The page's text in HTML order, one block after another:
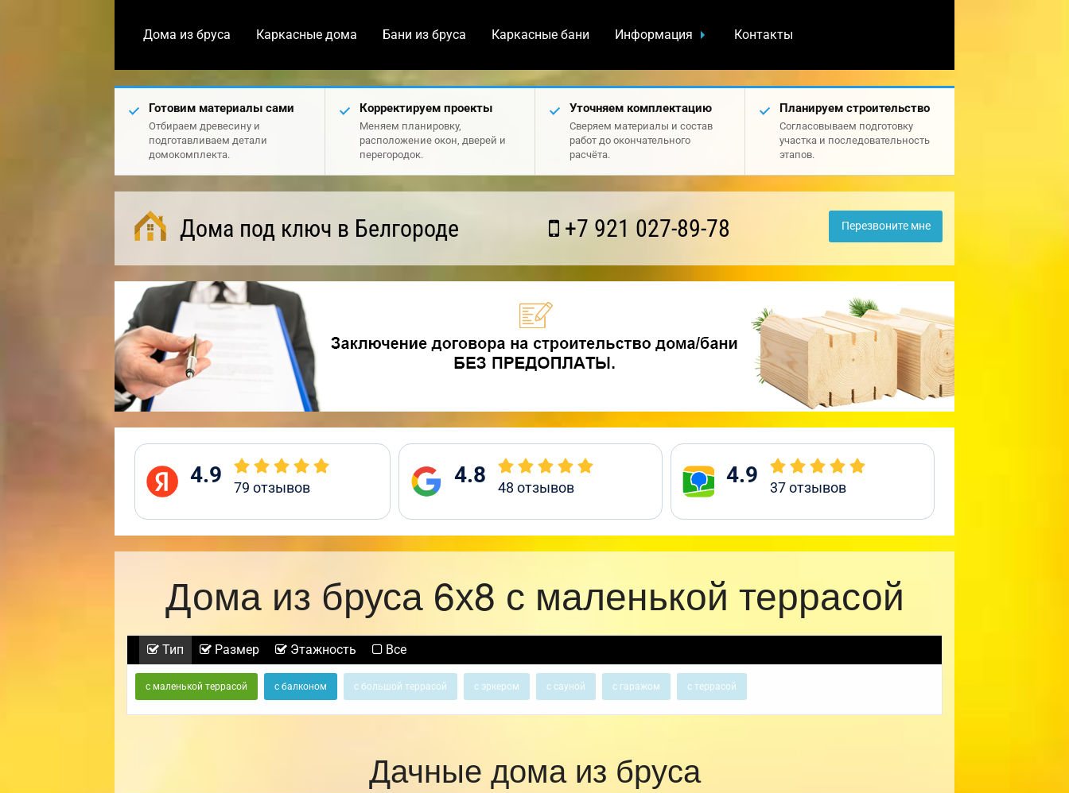
Дома из бруса Каркасные дома Бани из бруса Каркасные бани Информация Контакты
Готовим материалы сами
Отбираем древесину и
подготавливаем детали
домокомплекта.
Корректируем проекты
Меняем планировку,
расположение окон, дверей и
перегородок.
Уточняем комплектацию
Сверяем материалы и состав
работ до окончательного
расчёта.
Планируем строительство
Согласовываем подготовку
участка и последовательность
этапов.
Дома под ключ в Белгороде +7 921 027-89-78 Перезвоните мне
4.9 79 отзывов 4.8 48 отзывов 4.9 37отзывов
Дома из бруса 6х8 с маленькой террасой
Тип Размер Этажность Все
с маленькой террасой с балконом с большой террасой с эркером с сауной с гаражом с террасой
Дачные дома из бруса